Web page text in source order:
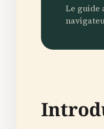
Le guide